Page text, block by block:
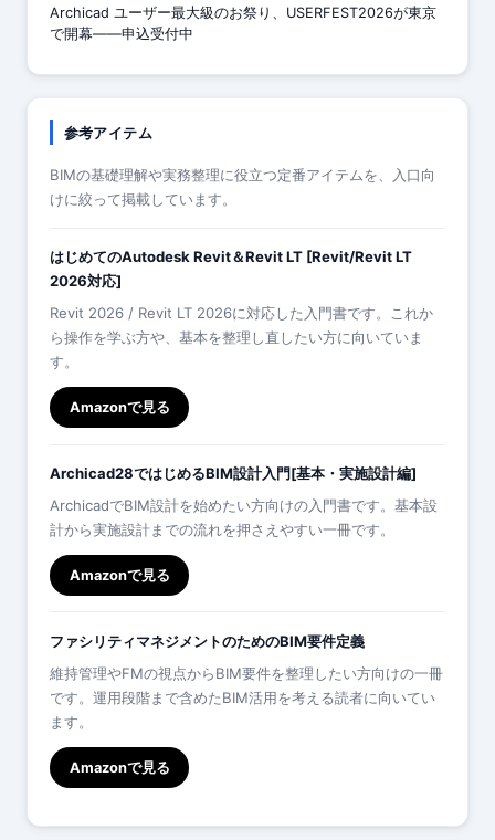
Archicad ユーザー最大級のお祭り、USERFEST2026が東京
で開幕——申込受付中
参考アイテム
BIMの基礎理解や実務整理に役立つ定番アイテムを、入口向
けに絞って掲載しています。
はじめてのAutodesk Revit＆Revit LT [Revit/Revit LT
2026対応]
Revit 2026 / Revit LT 2026に対応した入門書です。これか
ら操作を学ぶ方や、基本を整理し直したい方に向いていま
す。
Amazonで見る
Archicad28ではじめるBIM設計入門[基本・実施設計編]
ArchicadでBIM設計を始めたい方向けの入門書です。基本設
計から実施設計までの流れを押さえやすい一冊です。
Amazonで見る
ファシリティマネジメントのためのBIM要件定義
維持管理やFMの視点からBIM要件を整理したい方向けの一冊
です。運用段階まで含めたBIM活用を考える読者に向いてい
ます。
Amazonで見る